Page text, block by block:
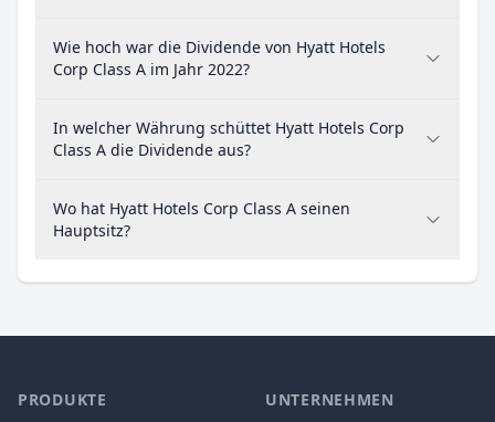
Wie hoch war die Dividende von Hyatt Hotels
Corp Class A im Jahr 2022?
In welcher Währung schüttet Hyatt Hotels Corp
Class A die Dividende aus?
Wo hat Hyatt Hotels Corp Class A seinen
Hauptsitz?
PRODUKTE UNTERNEHMEN